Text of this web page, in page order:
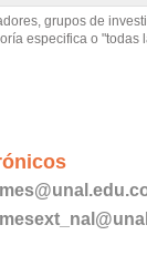
grupos de
especifica o "todas